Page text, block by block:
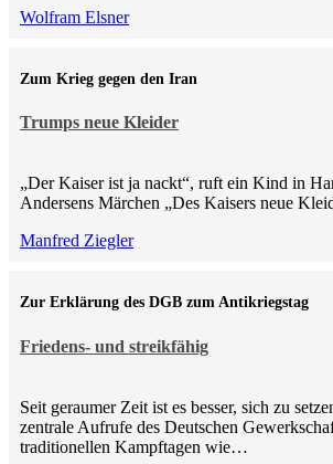
Wolfram Elsner
Trumps neue Kleider
Zum Krieg gegen den Iran
„Der Kaiser ist ja nackt“, ruft ein Kind in
Andersens Märchen „Des Kaisers neue
Manfred Ziegler
Friedens- und streikfähig
Zur Erklärung des DGB zum Antikriegstag
Seit geraumer Zeit ist es besser, sich zu
zentrale Aufrufe des Deutschen
traditionellen Kampftagen wie…